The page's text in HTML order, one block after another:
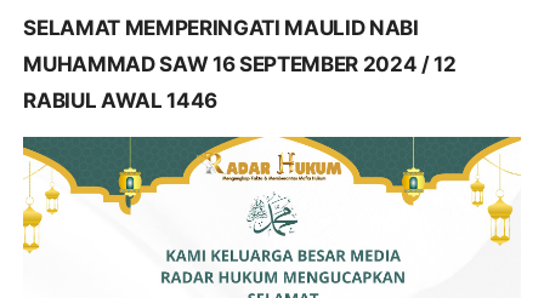
SELAMAT MEMPERINGATI MAULID NABI
MUHAMMAD SAW 16 SEPTEMBER 2024 / 12
RABIUL AWAL 1446